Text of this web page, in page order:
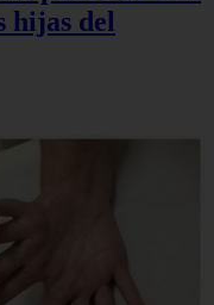
hijas del